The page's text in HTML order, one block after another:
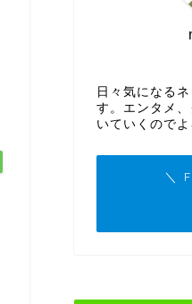
日々気になる
す。エンタメ
いていくのでよ
＼